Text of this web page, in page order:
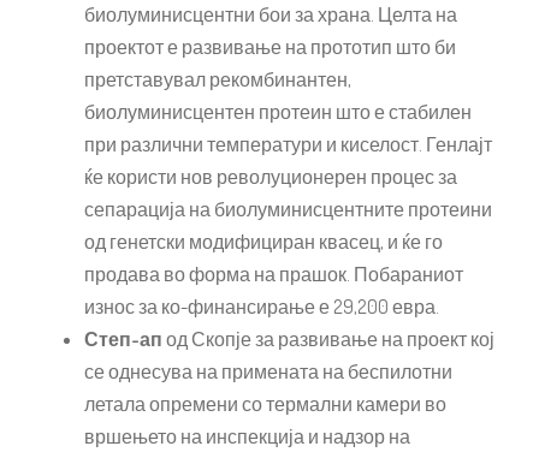
биолуминисцентни бои за храна. Целта на
проектот е развивање на прототип што би
претставувал рекомбинантен,
биолуминисцентен протеин што е стабилен
при различни температури и киселост. Генлајт
ќе користи нов револуционерен процес за
сепарација на биолуминисцентните протеини
од генетски модифициран квасец, и ќе го
продава во форма на прашок. Побараниот
износ за ко-финансирање е 29,200 евра.
Степ-ап од Скопје за развивање на проект кој
се однесува на примената на беспилотни
летала опремени со термални камери во
вршењето на инспекција и надзор на